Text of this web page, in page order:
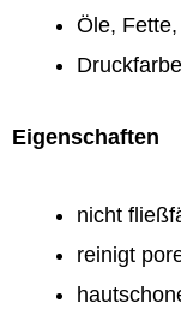
Öle,
Eigenschaften
nicht
reinigt